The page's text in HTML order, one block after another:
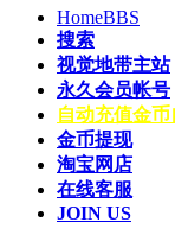
HomeBBS
搜索
视觉地带主站
永久会员帐号
自动充值金币
金币提现
淘宝网店
在线客服
JOIN US